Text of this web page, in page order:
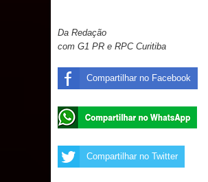
Da Redação
com G1 PR e RPC Curitiba
Compartilhar no Facebook
Compartilhar no Twitter